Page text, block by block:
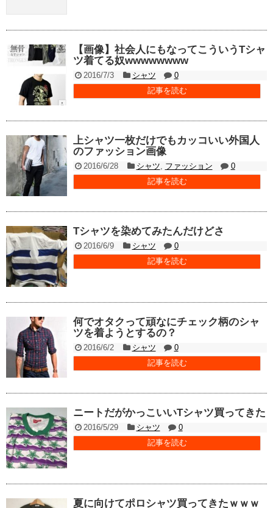
【画像】社会人にもなってこういうTシャ
ツ着てる奴wwwwwwww
2016/7/3 シャツ
0
記事を読む
上シャツ一枚だけでもカッコいい外国人
のファッション画像
2016/6/28 シャツ, ファッション
0
記事を読む
Tシャツを染めてみたんだけどさ
2016/6/9 シャツ
0
記事を読む
何でオタクって頑なにチェック柄のシャ
ツを着ようとするの？
2016/6/2 シャツ
0
記事を読む
ニートだがかっこいいTシャツ買ってきた
2016/5/29 シャツ
0
記事を読む
夏に向けてポロシャツ買ってきたｗｗｗ